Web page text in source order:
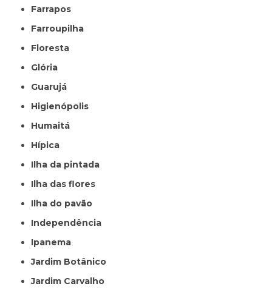
Farrapos
Farroupilha
Floresta
Glória
Guarujá
Higienópolis
Humaitá
Hípica
Ilha da pintada
Ilha das flores
Ilha do pavão
Independência
Ipanema
Jardim Botânico
Jardim Carvalho